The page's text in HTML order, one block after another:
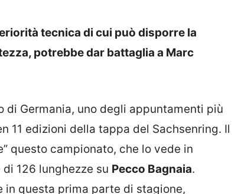
tecnica di cui può disporre la
potrebbe dar battaglia a Marc
di Germania, uno degli appuntamenti più
11 edizioni della tappa del Sachsenring. Il
questo campionato, che lo vede in
126 lunghezze su Pecco Bagnaia.
in questa prima parte di stagione,